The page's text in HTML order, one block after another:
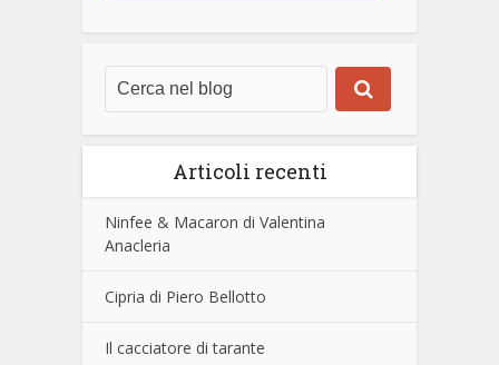
Articoli recenti
Ninfee & Macaron di Valentina
Anacleria
Cipria di Piero Bellotto
Il cacciatore di tarante